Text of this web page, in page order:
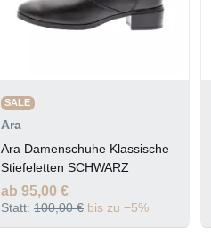
SALE
Ara
Ara Damenschuhe Klassische
Stiefeletten SCHWARZ
ab 95,00 €
Statt: 100,00 € bis zu −5%